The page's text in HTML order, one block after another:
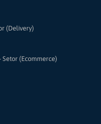
(Delivery)
Setor (Ecommerce)